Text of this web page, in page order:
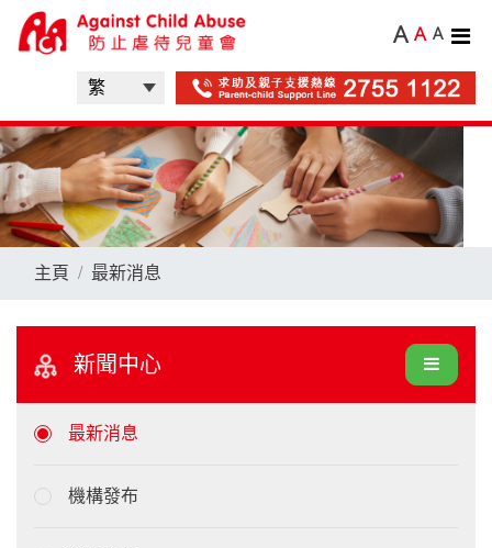
A A A
主頁 最新消息
新聞中心
最新消息
機構發布